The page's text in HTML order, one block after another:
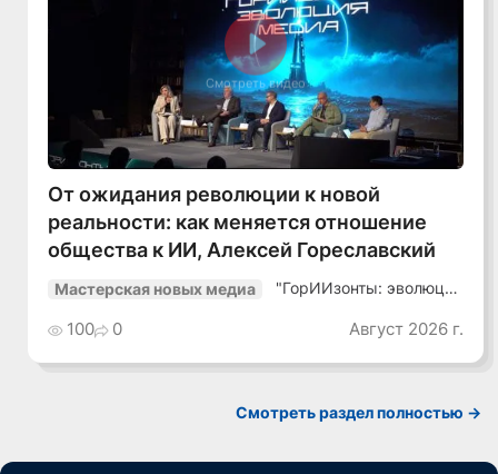
Смотреть видео
От ожидания революции к новой
реальности: как меняется отношение
общества к ИИ, Алексей Гореславский
Мастерская новых медиа
"ГорИИзонты: эволюция
100 0 Август 2026 г.
Смотреть раздел полностью ->